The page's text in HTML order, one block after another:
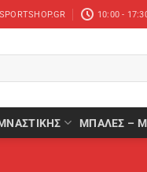
10:00 -
ΜΠΆΛΕΣ –